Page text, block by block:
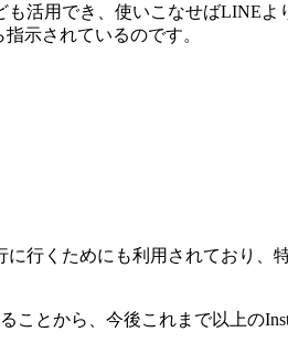
活用でき、使いこなせばLINE
示されているのです。
行くためにも利用されており
とから、今後これまで以上の